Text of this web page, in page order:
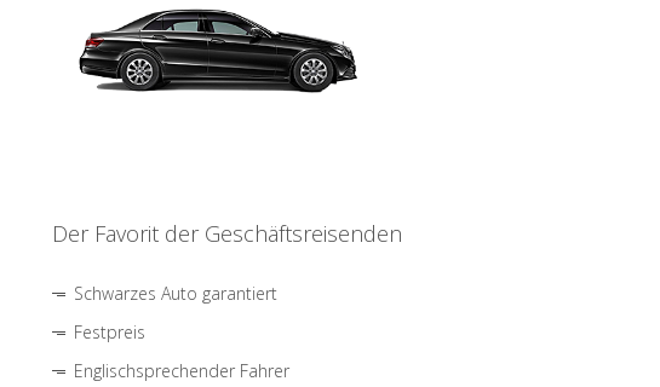
Der Favorit der Geschäftsreisenden
Schwarzes Auto garantiert
Festpreis
Englischsprechender Fahrer